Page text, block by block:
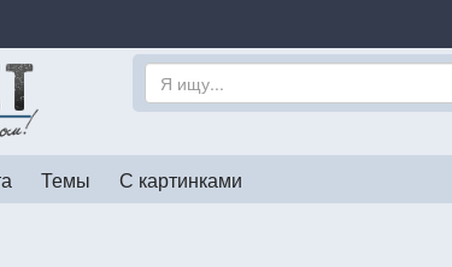
Темы С картинками